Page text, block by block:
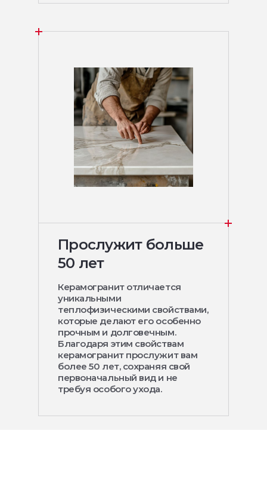
Прослужит больше
50 лет
Керамогранит отличается
уникальными
теплофизическими свойствами,
которые делают его особенно
прочным и долговечным.
Благодаря этим свойствам
керамогранит прослужит вам
более 50 лет, сохраняя свой
первоначальный вид и не
требуя особого ухода.